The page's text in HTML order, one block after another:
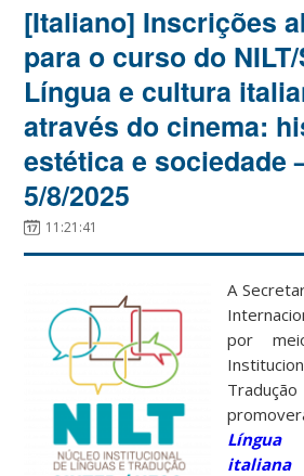
[Italiano] Inscrições
para o curso do
Língua e cultura
através do cinema:
estética e sociedade
5/8/2025
11:21:41
A
por